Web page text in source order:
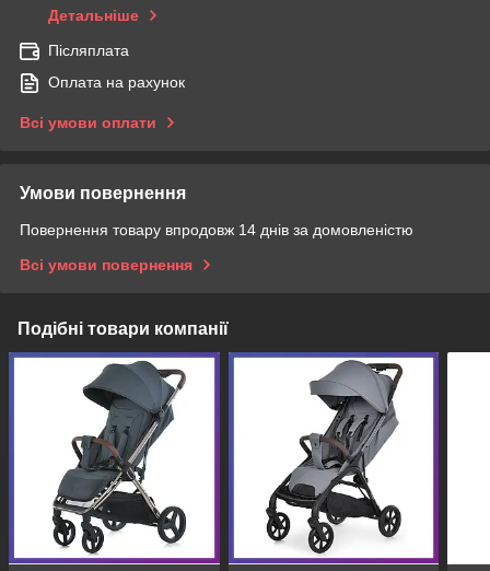
Детальніше
Післяплата
Оплата на рахунок
Всі умови оплати
Умови повернення
Повернення товару впродовж 14 днів за домовленістю
Всі умови повернення
Подібні товари компанії